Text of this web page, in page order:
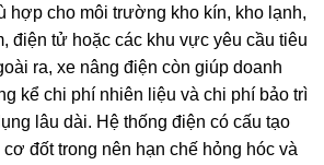
hợp cho môi trường kho kín, kho lạnh,
điện tử hoặc các khu vực yêu cầu tiêu
ra, xe nâng điện còn giúp doanh
kể chi phí nhiên liệu và chi phí bảo trì
lâu dài. Hệ thống điện có cấu tạo
đốt trong nên hạn chế hỏng hóc và